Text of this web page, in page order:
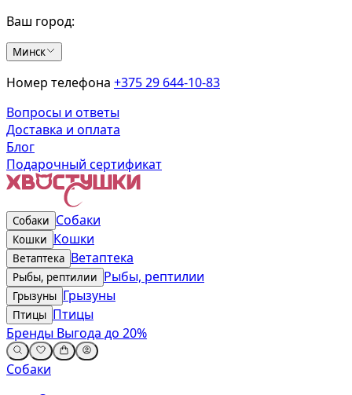
Ваш город:
Минск
Номер телефона +375 29 644-10-83
Вопросы и ответы
Доставка и оплата
Блог
Подарочный сертификат
Собаки Собаки
Кошки Кошки
Ветаптека Ветаптека
Рыбы, рептилии Рыбы, рептилии
Грызуны Грызуны
Птицы Птицы
Бренды Выгода до 20%
Собаки